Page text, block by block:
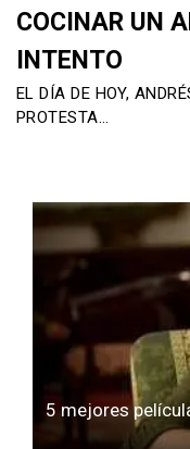
COCINAR UN
INTENTO
EL DÍA DE HOY,
PROTESTA…
5 mejores